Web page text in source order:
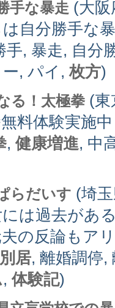
手な暴走 (大阪
自分勝手な
手, 暴走, 自分
ー, パイ,枚方)
る！太極拳 (東
料体験実施
, 健康増進, 中
らだいす (埼
は過去があ
の反論もア
別居, 離婚調停
,体験記)